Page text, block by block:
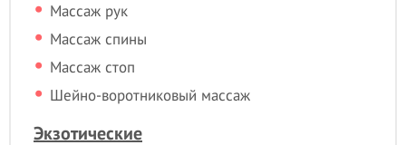
Массаж рук
Массаж спины
Массаж стоп
Шейно-воротниковый массаж
Экзотические